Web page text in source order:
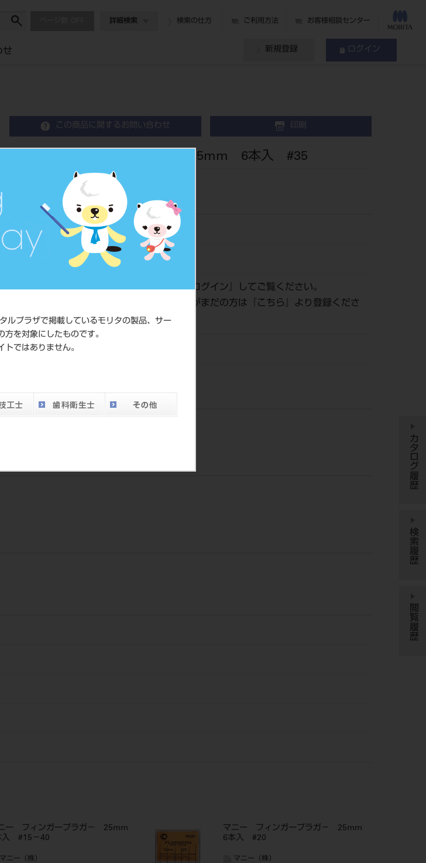
ルプラザで掲載しているモリタの製品、サー
方を対象にしたものです。
ではありません。
詳細検索 検索の仕方 ご利用方法 お客様相談センター
せ 新規登録 ログイン
この商品に関するお問い合わせ 印刷
マニー フィンガープラガ－ 25mm 6本入 #35
歯科用ファイル
品目コード 20239013135
JAN/EANコード 4546951506230
価格の確認は『ログイン 』してご覧ください。
ネット会員登録がまだの方は『
こちら
』より登録くださ
い。
メーカー
ジ
ー フィンガープラガ－ 25mm
入 #15－40
マニー（株）
マニー フィンガープラガ－ 25mm
6本入 #20
マニー（株）
カタログ履歴
検索履歴
閲覧履歴